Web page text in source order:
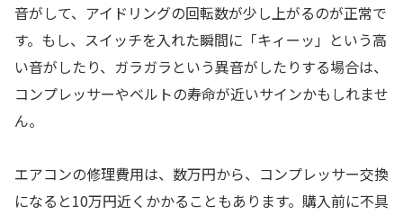
音がして、アイドリングの回転数が少し上がるのが正常で
す。もし、スイッチを入れた瞬間に「キィーッ」という高
い音がしたり、ガラガラという異音がしたりする場合は、
コンプレッサーやベルトの寿命が近いサインかもしれませ
ん。
エアコンの修理費用は、数万円から、コンプレッサー交換
になると10万円近くかかることもあります。購入前に不具